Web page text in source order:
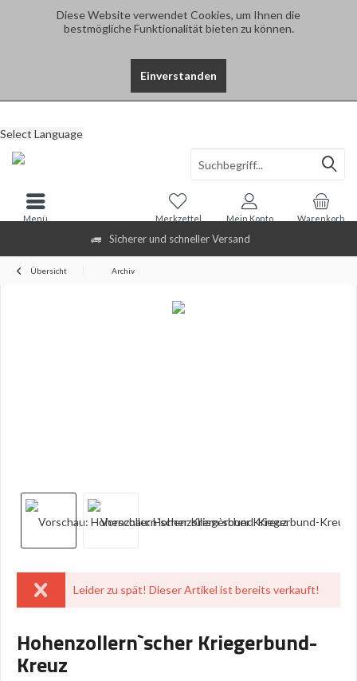
Diese Website verwendet Cookies, um Ihnen die
bestmögliche Funktionalität bieten zu können.
Einverstanden
Sicherer und schneller Versand
Select Language
Warenkorb
Merkzettel Mein Konto
Menü
Übersicht Archiv
Leider zu spät! Dieser Artikel ist bereits verkauft!
Hohenzollern`scher Kriegerbund-
Kreuz